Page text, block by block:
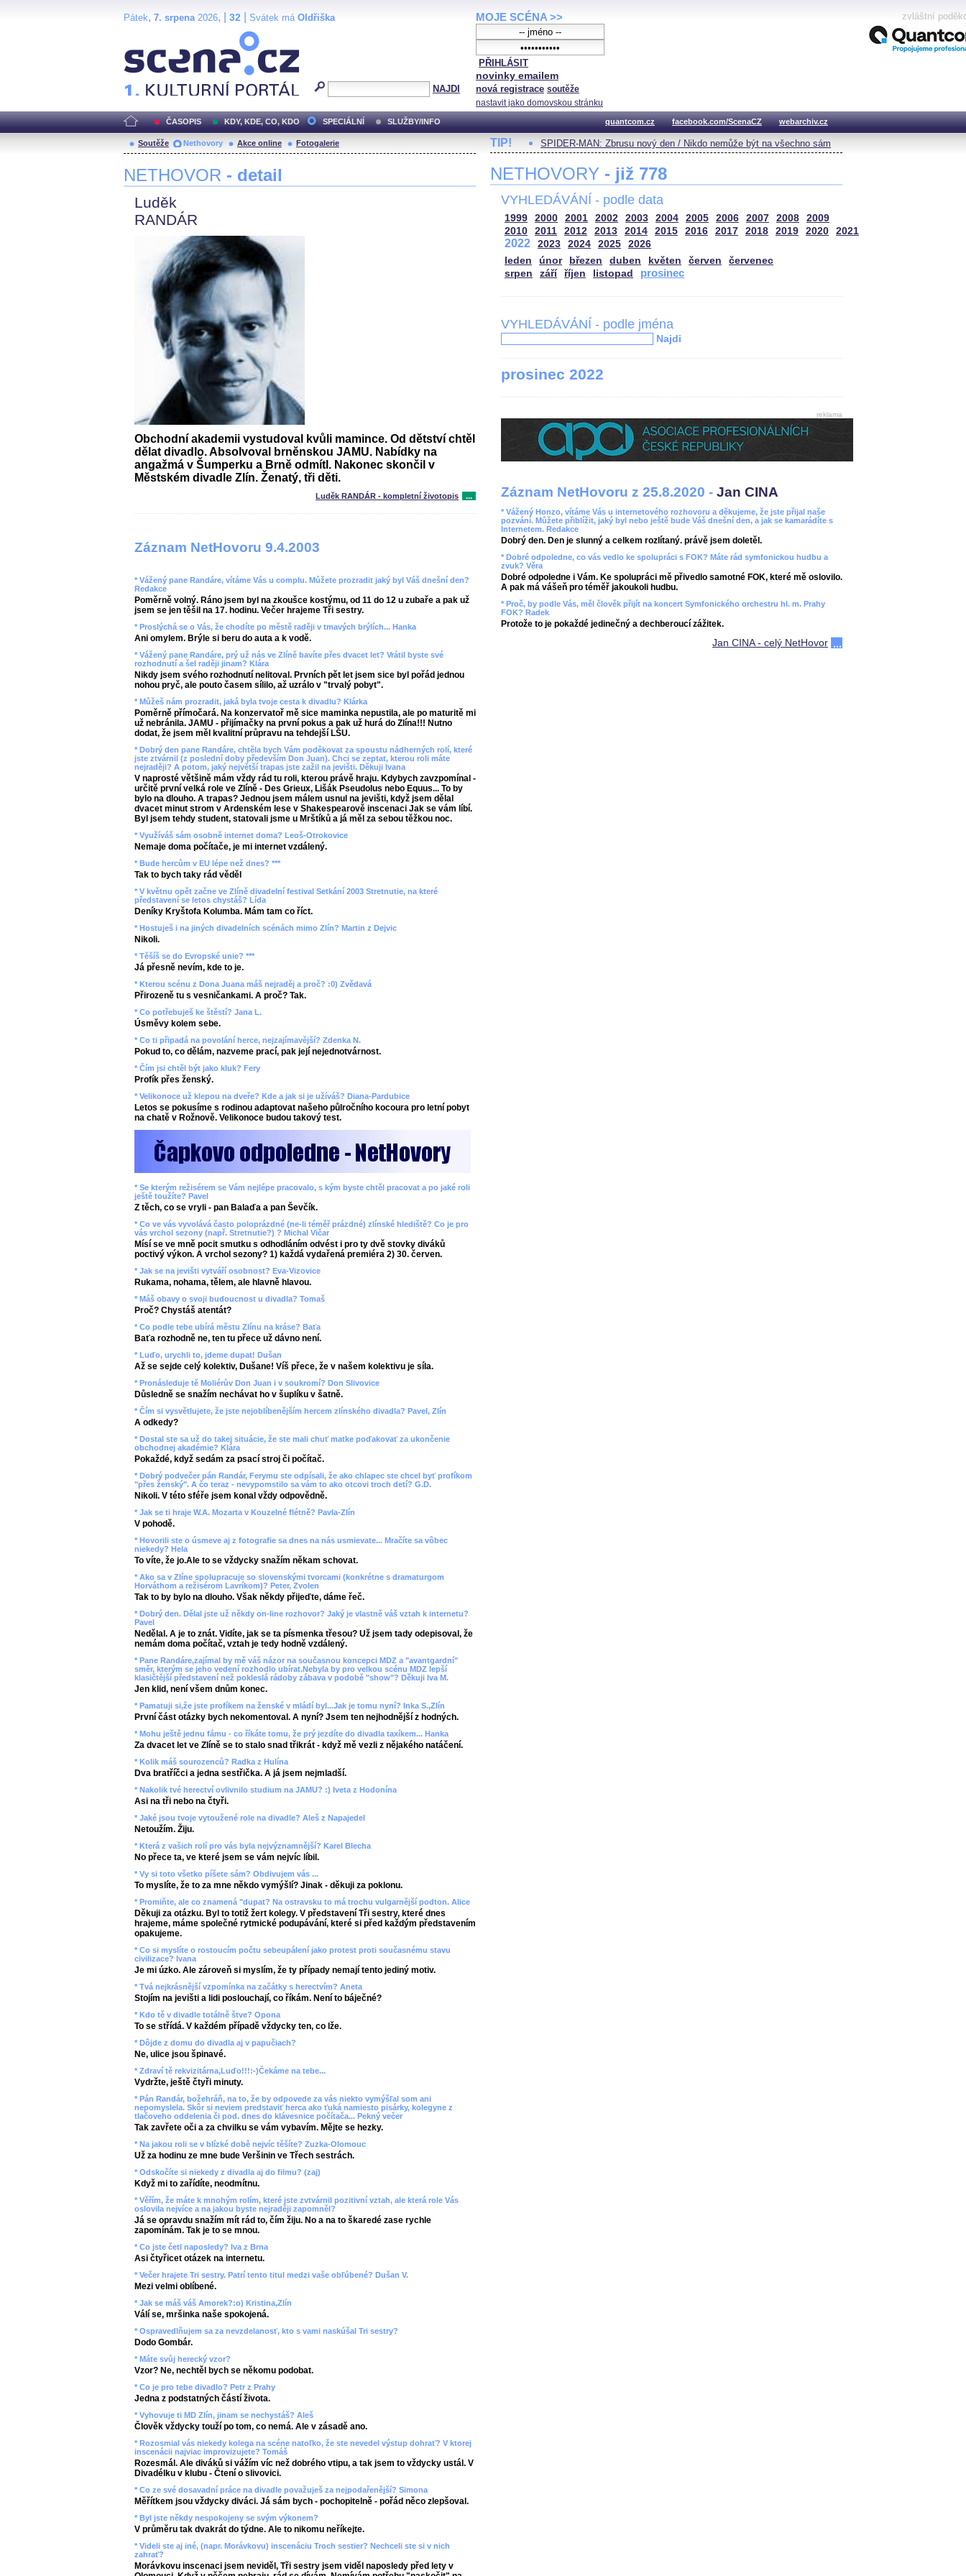
Pátek, 7. srpena2026, | 32 Svátek má Oldřiška
NAJDI
MOJE SCÉNA >>
PŘIHLÁSIT
novinky emailem
nová registrace soutěže
nastavit jako domovskou stránku
zvláštní
ČASOPIS KDY, KDE, CO, KDO SPECIÁLNÍ SLUŽBY/INFO quantcom.cz facebook.com/ScenaCZ webarchiv.cz
Soutěže Nethovory Akce online Fotogalerie
NETHOVOR - detail
Luděk
RANDÁR
Obchodní akademii vystudoval kvůli mamince. Od dětství chtěl
dělat divadlo. Absolvoval brněnskou JAMU. Nabídky na
angažmá v Šumperku a Brně odmítl. Nakonec skončil v
Městském divadle Zlín. Ženatý, tři děti.
Luděk RANDÁR - kompletní životopis ...
Záznam NetHovoru 9.4.2003
* Vážený pane Randáre, vítáme Vás u complu. Můžete prozradit jaký byl Váš dnešní den?
Redakce
Poměrně volný. Ráno jsem byl na zkoušce kostýmu, od 11 do 12 u zubaře a pak už
jsem se jen těšil na 17. hodinu. Večer hrajeme Tři sestry.
* Proslýchá se o Vás, že chodíte po městě raději v tmavých brýlích... Hanka
Ani omylem. Brýle si beru do auta a k vodě.
* Vážený pane Randáre, prý už nás ve Zlíně bavíte přes dvacet let? Vrátil byste své
rozhodnutí a šel raději jinam? Klára
Nikdy jsem svého rozhodnutí nelitoval. Prvních pět let jsem sice byl pořád jednou
nohou pryč, ale pouto časem sílilo, až uzrálo v "trvalý pobyt".
* Můžeš nám prozradit, jaká byla tvoje cesta k divadlu? Klárka
Poměrně přímočará. Na konzervatoř mě sice maminka nepustila, ale po maturitě mi
už nebránila. JAMU - přijímačky na první pokus a pak už hurá do Zlína!!! Nutno
dodat, že jsem měl kvalitní průpravu na tehdejší LŠU.
* Dobrý den pane Randáre, chtěla bych Vám poděkovat za spoustu nádherných rolí, které
jste ztvárnil (z poslední doby především Don Juan). Chci se zeptat, kterou roli máte
nejraději? A potom, jaký největší trapas jste zažil na jevišti. Děkuji Ivana
V naprosté většině mám vždy rád tu roli, kterou právě hraju. Kdybych zavzpomínal -
určitě první velká role ve Zlíně - Des Grieux, Lišák Pseudolus nebo Equus... To by
bylo na dlouho. A trapas? Jednou jsem málem usnul na jevišti, když jsem dělal
dvacet minut strom v Ardenském lese v Shakespearově inscenaci Jak se vám líbí.
Byl jsem tehdy student, statovali jsme u Mrštíků a já měl za sebou těžkou noc.
* Využíváš sám osobně internet doma? Leoš-Otrokovice
Nemaje doma počítače, je mi internet vzdálený.
* Bude hercům v EU lépe než dnes? ***
Tak to bych taky rád věděl
* V květnu opět začne ve Zlíně divadelní festival Setkání 2003 Stretnutie, na které
představení se letos chystáš? Lída
Deníky Kryštofa Kolumba. Mám tam co říct.
* Hostuješ i na jiných divadelních scénách mimo Zlín? Martin z Dejvic
Nikoli.
* Těšíš se do Evropské unie? ***
Já přesně nevím, kde to je.
* Kterou scénu z Dona Juana máš nejraděj a proč? :0) Zvědavá
Přirozeně tu s vesničankami. A proč? Tak.
* Co potřebuješ ke štěstí? Jana L.
Úsměvy kolem sebe.
* Co ti připadá na povolání herce, nejzajímavější? Zdenka N.
Pokud to, co dělám, nazveme prací, pak její nejednotvárnost.
* Čím jsi chtěl být jako kluk? Fery
Profík přes ženský.
* Velikonoce už klepou na dveře? Kde a jak si je užíváš? Diana-Pardubice
Letos se pokusíme s rodinou adaptovat našeho půlročního kocoura pro letní pobyt
na chatě v Rožnově. Velikonoce budou takový test.
* Se kterým režisérem se Vám nejlépe pracovalo, s kým byste chtěl pracovat a po jaké roli
ještě toužíte? Pavel
Z těch, co se vryli - pan Balaďa a pan Ševčík.
* Co ve vás vyvolává často poloprázdné (ne-li téměř prázdné) zlínské hlediště? Co je pro
vás vrchol sezony (např. Stretnutie?) ? Michal Vičar
Mísí se ve mně pocit smutku s odhodláním odvést i pro ty dvě stovky diváků
poctivý výkon. A vrchol sezony? 1) každá vydařená premiéra 2) 30. červen.
* Jak se na jevišti vytváří osobnost? Eva-Vizovice
Rukama, nohama, tělem, ale hlavně hlavou.
* Máš obavy o svoji budoucnost u divadla? Tomaš
Proč? Chystáš atentát?
* Co podle tebe ubírá městu Zlínu na kráse? Baťa
Baťa rozhodně ne, ten tu přece už dávno není.
* Luďo, urychli to, jdeme dupat! Dušan
Až se sejde celý kolektiv, Dušane! Víš přece, že v našem kolektivu je síla.
* Pronásleduje tě Moliérův Don Juan i v soukromí? Don Slivovice
Důsledně se snažím nechávat ho v šuplíku v šatně.
* Čím si vysvětlujete, že jste nejoblíbenějším hercem zlínského divadla? Pavel, Zlín
A odkedy?
* Dostal ste sa už do takej situácie, že ste mali chuť matke poďakovať za ukončenie
obchodnej akadémie? Klára
Pokaždé, když sedám za psací stroj či počítač.
* Dobrý podvečer pán Randár, Ferymu ste odpísali, že ako chlapec ste chcel byť profíkom
"přes ženský". A čo teraz - nevypomstilo sa vám to ako otcovi troch detí? G.D.
Nikoli. V této sféře jsem konal vždy odpovědně.
* Jak se ti hraje W.A. Mozarta v Kouzelné flétně? Pavla-Zlín
V pohodě.
* Hovorili ste o úsmeve aj z fotografie sa dnes na nás usmievate... Mračíte sa vôbec
niekedy? Hela
To víte, že jo.Ale to se vždycky snažím někam schovat.
* Ako sa v Zlíne spolupracuje so slovenskými tvorcami (konkrétne s dramaturgom
Horváthom a režisérom Lavríkom)? Peter, Zvolen
Tak to by bylo na dlouho. Však někdy přijeďte, dáme řeč.
* Dobrý den. Dělal jste už někdy on-line rozhovor? Jaký je vlastně váš vztah k internetu?
Pavel
Nedělal. A je to znát. Vidíte, jak se ta písmenka třesou? Už jsem tady odepisoval, že
nemám doma počítač, vztah je tedy hodně vzdálený.
* Pane Randáre,zajímal by mě váš názor na současnou koncepci MDZ a "avantgardní"
směr, kterým se jeho vedení rozhodlo ubírat.Nebyla by pro velkou scénu MDZ lepší
klasičtější představení než pokleslá rádoby zábava v podobě "show"? Děkuji Iva M.
Jen klid, není všem dnům konec.
* Pamatuji si,že jste profíkem na ženské v mládí byl...Jak je tomu nyní? Inka S.,Zlín
První část otázky bych nekomentoval. A nyní? Jsem ten nejhodnější z hodných.
* Mohu ještě jednu fámu - co říkáte tomu, že prý jezdíte do divadla taxíkem... Hanka
Za dvacet let ve Zlíně se to stalo snad třikrát - když mě vezli z nějakého natáčení.
* Kolik máš sourozenců? Radka z Hulína
Dva bratříčci a jedna sestřička. A já jsem nejmladší.
* Nakolik tvé herectví ovlivnilo studium na JAMU? :) Iveta z Hodonína
Asi na tři nebo na čtyři.
* Jaké jsou tvoje vytoužené role na divadle? Aleš z Napajedel
Netoužím. Žiju.
* Která z vašich rolí pro vás byla nejvýznamnější? Karel Blecha
No přece ta, ve které jsem se vám nejvíc líbil.
* Vy si toto všetko píšete sám? Obdivujem vás ...
To myslíte, že to za mne někdo vymýšlí? Jinak - děkuji za poklonu.
* Promiňte, ale co znamená "dupat? Na ostravsku to má trochu vulgarnější podton. Alice
Děkuji za otázku. Byl to totiž žert kolegy. V představení Tři sestry, které dnes
hrajeme, máme společné rytmické podupávání, které si před každým představením
opakujeme.
* Co si myslíte o rostoucím počtu sebeupálení jako protest proti současnému stavu
civilizace? Ivana
Je mi úzko. Ale zároveň si myslím, že ty případy nemají tento jediný motiv.
* Tvá nejkrásnější vzpomínka na začátky s herectvím? Aneta
Stojím na jevišti a lidi poslouchají, co říkám. Není to báječné?
* Kdo tě v divadle totálně štve? Opona
To se střídá. V každém případě vždycky ten, co lže.
* Dôjde z domu do divadla aj v papučiach?
Ne, ulice jsou špinavé.
* Zdraví tě rekvizitárna,Luďo!!!:-)Čekáme na tebe...
Vydržte, ještě čtyři minuty.
* Pán Randár, božehráň, na to, že by odpovede za vás niekto vymýšľal som ani
nepomyslela. Skôr si neviem predstaviť herca ako ťuká namiesto pisárky, kolegyne z
tlačoveho oddelenia či pod. dnes do klávesnice počítača... Pekný večer
Tak zavřete oči a za chvilku se vám vybavím. Mějte se hezky.
* Na jakou roli se v blízké době nejvíc těšíte? Zuzka-Olomouc
Už za hodinu ze mne bude Veršinin ve Třech sestrách.
* Odskočíte si niekedy z divadla aj do filmu? (zaj)
Když mi to zařídíte, neodmítnu.
* Věřím, že máte k mnohým rolím, které jste zvtvárnil pozitivní vztah, ale která role Vás
oslovila nejvíce a na jakou byste nejraději zapomněl?
Já se opravdu snažím mít rád to, čím žiju. No a na to škaredé zase rychle
zapomínám. Tak je to se mnou.
* Co jste četl naposledy? Iva z Brna
Asi čtyřicet otázek na internetu.
* Večer hrajete Tri sestry. Patrí tento titul medzi vaše obľúbené? Dušan V.
Mezi velmi oblíbené.
* Jak se máš váš Amorek?:o) Kristina,Zlín
Válí se, mršinka naše spokojená.
* Ospravedlňujem sa za nevzdelanosť, kto s vami naskúšal Tri sestry?
Dodo Gombár.
* Máte svůj herecký vzor?
Vzor? Ne, nechtěl bych se někomu podobat.
* Co je pro tebe divadlo? Petr z Prahy
Jedna z podstatných částí života.
* Vyhovuje ti MD Zlín, jinam se nechystáš? Aleš
Člověk vždycky touží po tom, co nemá. Ale v zásadě ano.
* Rozosmial vás niekedy kolega na scéne natoľko, že ste nevedel výstup dohrať? V ktorej
inscenácii najviac improvizujete? Tomáš
Rozesmál. Ale diváků si vážím víc než dobrého vtipu, a tak jsem to vždycky ustál. V
Divadélku v klubu - Čtení o slivovici.
* Co ze své dosavadní práce na divadle považuješ za nejpodařenější? Simona
Měřítkem jsou vždycky diváci. Já sám bych - pochopitelně - pořád něco zlepšoval.
* Byl jste někdy nespokojeny se svým výkonem?
V průměru tak dvakrát do týdne. Ale to nikomu neříkejte.
* Videli ste aj iné, (napr. Morávkovu) inscenáciu Troch sestier? Nechceli ste si v nich
zahrať?
Morávkovu inscenaci jsem neviděl, Tři sestry jsem viděl naposledy před lety v
TIP! SPIDER-MAN: Zbrusu nový den / Nikdo nemůže být na všechno sám
NETHOVORY - již 778
VYHLEDÁVÁNÍ - podle data
1999 2000 2001 2002 2003 2004 2005 2006 2007 2008
2009
2010
2011 2012 2013 2014 2015 2016 2017 2018 2019 2020 2021
2022 2023 2024 2025
2026
leden
únor březen duben květen červen
červenec
srpen
září říjen listopad prosinec
VYHLEDÁVÁNÍ - podle jména
Najdi
prosinec 2022
reklama
Záznam NetHovoru z 25.8.2020 - Jan CINA
* Vážený Honzo, vítáme Vás u internetového rozhovoru a děkujeme, že jste přijal naše
pozvání. Můžete přiblížit, jaký byl nebo ještě bude Váš dnešní den, a jak se kamarádíte s
Internetem. Redakce
Dobrý den. Den je slunný a celkem rozlítaný. právě jsem doletěl.
* Dobré odpoledne, co vás vedlo ke spolupráci s FOK? Máte rád symfonickou hudbu a
zvuk? Věra
Dobré odpoledne i Vám. Ke spolupráci mě přivedlo samotné FOK, které mě oslovilo.
A pak má vášeň pro téměř jakoukoli hudbu.
* Proč, by podle Vás, měl člověk přijít na koncert Symfonického orchestru hl. m. Prahy
FOK? Radek
Protože to je pokaždé jedinečný a dechberoucí zážitek.
Jan CINA - celý NetHovor